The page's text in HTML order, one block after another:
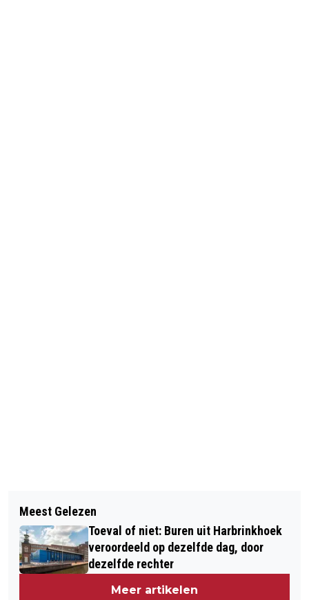
OPEN REPETITIE BIJ
TONEELVERENIGING KLAT: "IEDEREEN
IS WELKOM, ONGEACHT LEEFTIJD OF
ERVARING"
POLITIE ONDERZOEKT EXPLOSIE BIJ
WONING IN TUBBERGEN: 'KINDEREN
SCHROKKEN ERVAN'
Meest Gelezen
Toeval of niet: Buren uit Harbrinkhoek
veroordeeld op dezelfde dag, door
dezelfde rechter
Meer artikelen